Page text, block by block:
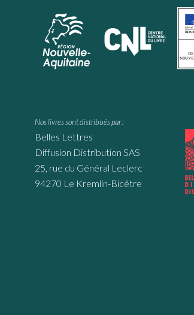
Nos livres sont distribués par :
Belles Lettres
Diffusion Distribution SAS
25, rue du Général Leclerc
94270 Le Kremlin-Bicêtre